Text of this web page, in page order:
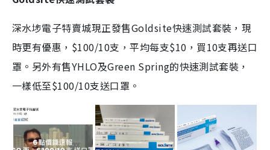
深水埗電子特賣城現正發售Goldsite快速測試套裝，現
時更有優惠，$100/10支，平均每支$10，買10支再送口
罩。另外有售YHLO及Green Spring的快速測試套裝，
一樣低至$100/10支送口罩。